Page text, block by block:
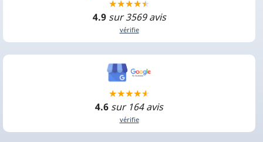
4.9 sur 3569 avis
vérifie
4.6 sur 164 avis
vérifie